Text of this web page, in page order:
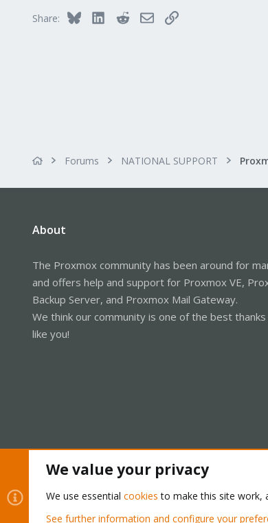
51
Share: Bluesky LinkedInRedditEmailLink
Forums NATIONAL SUPPORT
About
The Proxmox community has been around for
and offers help and support for Proxmox VE,
Backup Server, and Proxmox Mail Gateway.
We think our community is one of the best
like you!
We value your privacy
We use essential cookies to make this site work,
See further information and configure your